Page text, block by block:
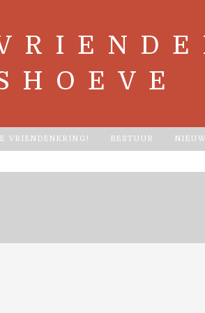
VRIENDENKRING! BESTUUR